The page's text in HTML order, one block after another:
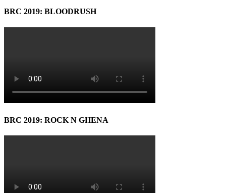
BRC 2019: BLOODRUSH
BRC 2019: ROCK N GHENA